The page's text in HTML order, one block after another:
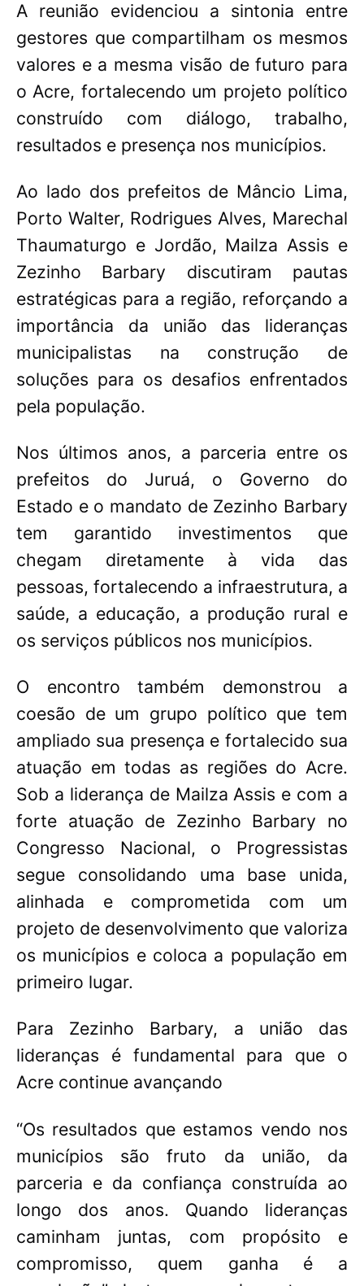
A reunião evidenciou a sintonia entre
gestores que compartilham os mesmos
valores e a mesma visão de futuro para
o Acre, fortalecendo um projeto político
construído com diálogo, trabalho,
resultados e presença nos municípios.
Ao lado dos prefeitos de Mâncio Lima,
Porto Walter, Rodrigues Alves, Marechal
Thaumaturgo e Jordão, Mailza Assis e
Zezinho Barbary discutiram pautas
estratégicas para a região, reforçando a
importância da união das lideranças
municipalistas na construção de
soluções para os desafios enfrentados
pela população.
Nos últimos anos, a parceria entre os
prefeitos do Juruá, o Governo do
Estado e o mandato de Zezinho Barbary
tem garantido investimentos que
chegam diretamente à vida das
pessoas, fortalecendo a infraestrutura, a
saúde, a educação, a produção rural e
os serviços públicos nos municípios.
O encontro também demonstrou a
coesão de um grupo político que tem
ampliado sua presença e fortalecido sua
atuação em todas as regiões do Acre.
Sob a liderança de Mailza Assis e com a
forte atuação de Zezinho Barbary no
Congresso Nacional, o Progressistas
segue consolidando uma base unida,
alinhada e comprometida com um
projeto de desenvolvimento que valoriza
os municípios e coloca a população em
primeiro lugar.
Para Zezinho Barbary, a união das
lideranças é fundamental para que o
Acre continue avançando
“Os resultados que estamos vendo nos
municípios são fruto da união, da
parceria e da confiança construída ao
longo dos anos. Quando lideranças
caminham juntas, com propósito e
compromisso, quem ganha é a